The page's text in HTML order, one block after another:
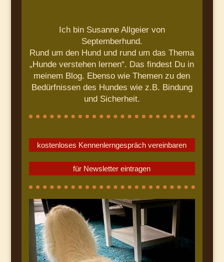
Ich bin Susanne Allgeier von
Septemberhund.
Rund um den Hund und rund um das Thema
„Hunde verstehen lernen“. Das findest Du in
meinem Blog. Ebenso wie Themen zu den
Bedürfnissen des Hundes wie z.B. Bindung
und Sicherheit.
kostenloses Kennenlerngespräch vereinbaren
für Newsletter eintragen